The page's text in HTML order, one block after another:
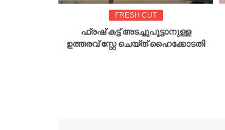
FRESH CUT
ഫ്രഷ് കട്ട് അടച്ചുപൂട്ടാനുള്ള
ഉത്തരവ് സ്റ്റേ ചെയ്ത് ഹൈക്കോടതി